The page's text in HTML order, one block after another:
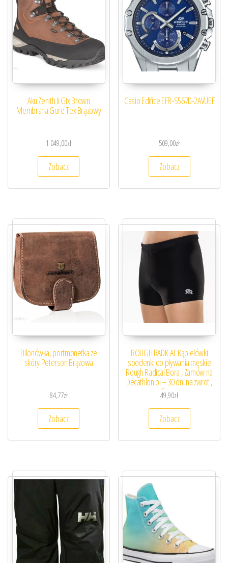
Aku Zenith Ii Gtx Brown
Membrana Gore Tex Brązowy
1 049,00zł
Zobacz
Casio Edifice EFR-S567D-2AVUEF
509,00zł
Zobacz
Bilonówka, portmonetka ze
skóry Peterson Brązowa
84,77zł
Zobacz
ROUGH RADICAL Kąpielówki
spodenki do pływania męskie
Rough Radical Bora , Zamów na
Decathlon.pl – 30 dni na zwrot ,
Czarny
49,90zł
Zobacz